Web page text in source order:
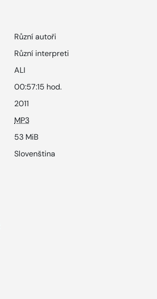
Různí autoři
Různí interpreti
ALI
00:57:15 hod.
2011
MP3
53 MiB
Slovenština